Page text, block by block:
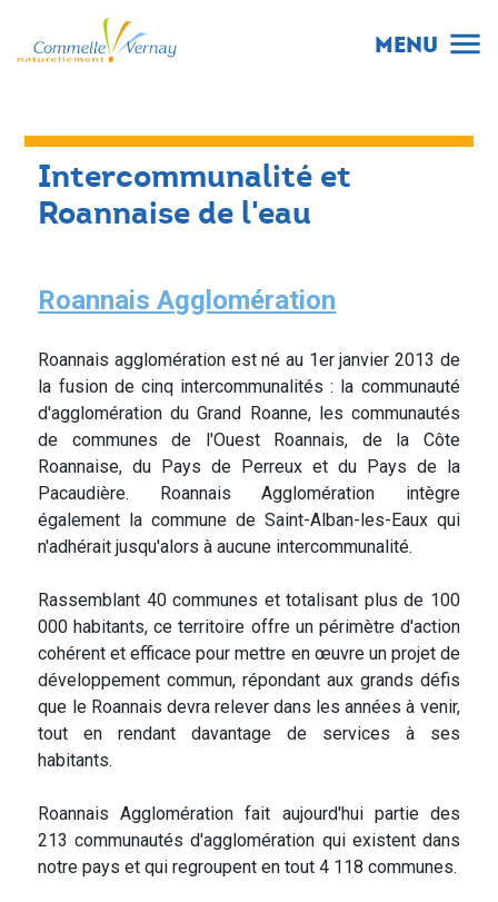
MENU menu
Intercommunalité et
Roannaise de l'eau
Roannais Agglomération
Roannais agglomération est né au 1er janvier 2013 de
la fusion de cinq intercommunalités : la communauté
d'agglomération du Grand Roanne, les communautés
de communes de l'Ouest Roannais, de la Côte
Roannaise, du Pays de Perreux et du Pays de la
Pacaudière. Roannais Agglomération intègre
également la commune de Saint-Alban-les-Eaux qui
n'adhérait jusqu'alors à aucune intercommunalité.
Rassemblant 40 communes et totalisant plus de 100
000 habitants, ce territoire offre un périmètre d'action
cohérent et efficace pour mettre en œuvre un projet de
développement commun, répondant aux grands défis
que le Roannais devra relever dans les années à venir,
tout en rendant davantage de services à ses
habitants.
Roannais Agglomération fait aujourd'hui partie des
213 communautés d'agglomération qui existent dans
notre pays et qui regroupent en tout 4 118 communes.